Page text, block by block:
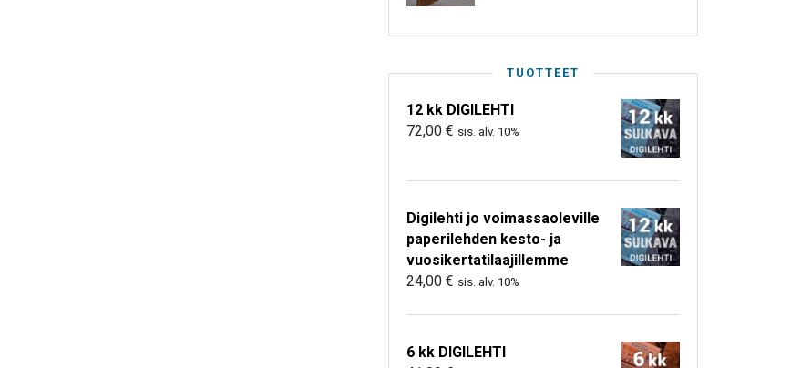
TUOTTEET
12 kk DIGILEHTI
72,00 € sis. alv. 10%
Digilehti jo voimassaoleville
paperilehden kesto- ja
vuosikertatilaajillemme
24,00 € sis. alv. 10%
6 kk DIGILEHTI